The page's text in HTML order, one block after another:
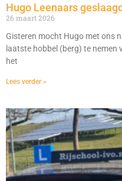
Hugo Leenaars
26 maart 2026
Gisteren mocht Hugo met ons
laatste hobbel (berg) te
het
Lees verder »